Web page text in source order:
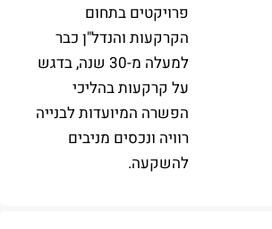
פרויקטים בתחום
הקרקעות והנדל"ן כבר
למעלה מ-30 שנה, בדגש
על קרקעות בהליכי
הפשרה המיועדות לבנייה
רוויה ונכסים מניבים
להשקעה.